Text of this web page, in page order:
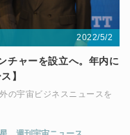
2022/5/2
チャーを設立へ。年内に
】
の宇宙ビジネスニュースを